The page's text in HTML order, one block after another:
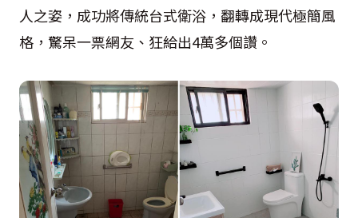
人之姿，成功將傳統台式衛浴，翻轉成現代極簡風
格，驚呆一票網友、狂給出4萬多個讚。